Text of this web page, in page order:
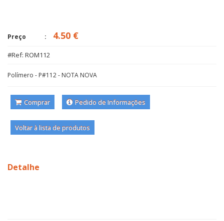
Preço 4.50 €
#Ref: ROM112
Polímero - P#112 - NOTA NOVA
Comprar Pedido de Informações
Voltar à lista de produtos
Detalhe